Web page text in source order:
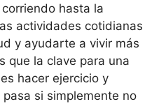
hasta la
actividades cotidianas
y ayudarte a vivir más
que la clave para una
hacer ejercicio y
si simplemente no